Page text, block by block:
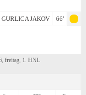
GURLICA JAKOV
66'
freitag, 1. HNL